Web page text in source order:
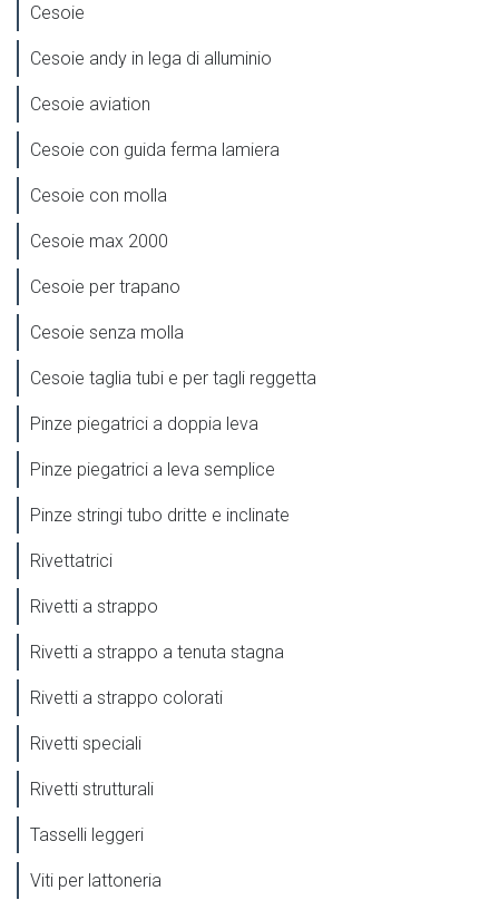
Cesoie
Cesoie andy in lega di alluminio
Cesoie aviation
Cesoie con guida ferma lamiera
Cesoie con molla
Cesoie max 2000
Cesoie per trapano
Cesoie senza molla
Cesoie taglia tubi e per tagli reggetta
Pinze piegatrici a doppia leva
Pinze piegatrici a leva semplice
Pinze stringi tubo dritte e inclinate
Rivettatrici
Rivetti a strappo
Rivetti a strappo a tenuta stagna
Rivetti a strappo colorati
Rivetti speciali
Rivetti strutturali
Tasselli leggeri
Viti per lattoneria